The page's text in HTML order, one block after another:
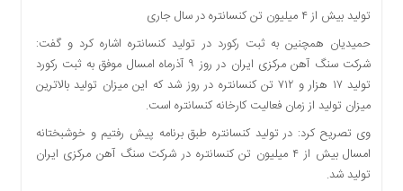
تولید بیش از ۴ میلیون تن کنسانتره در سال جاری
حمیدیان همچنین به ثبت رکورد در تولید کنسانتره اشاره کرد و گفت:
شرکت سنگ آهن مرکزی ایران در روز ۹ آذرماه امسال موفق به ثبت رکورد
تولید ۱۷ هزار و ۷۱۲ تن کنسانتره در روز شد که این میزان تولید بالاترین
میزان تولید از زمان فعالیت کارخانه کنسانتره است.
وی تصریح کرد: در تولید کنسانتره طبق برنامه پیش رفتیم و خوشبختانه
امسال بیش از ۴ میلیون تن کنسانتره در شرکت سنگ آهن مرکزی ایران
تولید شد.